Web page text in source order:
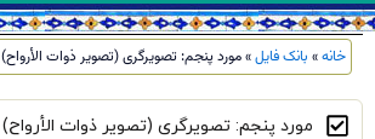
خانه» بانک فایل»مورد پنجم: تصویرگری (تصویر ذوات الأرواح)
مورد پنجم: تصویرگری (تصویر ذوات الأرواح)